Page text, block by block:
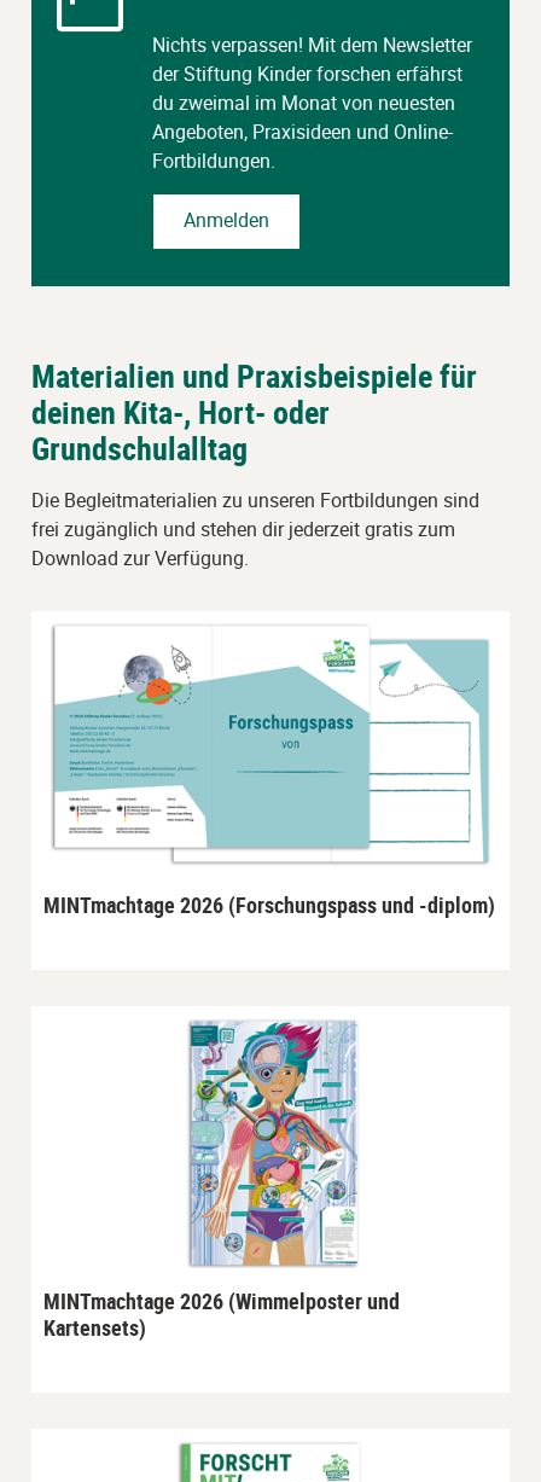
Nichts verpassen! Mit dem Newsletter
der Stiftung Kinder forschen erfährst
du zweimal im Monat von neuesten
Angeboten, Praxisideen und Online-
Fortbildungen.
Anmelden
Materialien und Praxisbeispiele für
deinen Kita-, Hort- oder
Grundschulalltag
Die Begleitmaterialien zu unseren Fortbildungen sind
frei zugänglich und stehen dir jederzeit gratis zum
Download zur Verfügung.
MINTmachtage 2026 (Forschungspass und -diplom)
MINTmachtage 2026 (Wimmelposter und
Kartensets)